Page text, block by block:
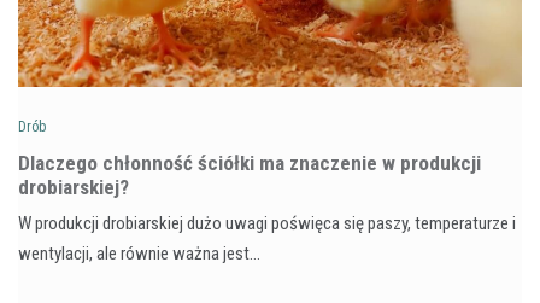
Drób
Dlaczego chłonność ściółki ma znaczenie w produkcji
drobiarskiej?
W produkcji drobiarskiej dużo uwagi poświęca się paszy, temperaturze i
wentylacji, ale równie ważna jest…